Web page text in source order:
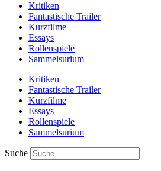
Kritiken
Fantastische Trailer
Kurzfilme
Essays
Rollenspiele
Sammelsurium
Kritiken
Fantastische Trailer
Kurzfilme
Essays
Rollenspiele
Sammelsurium
Suche